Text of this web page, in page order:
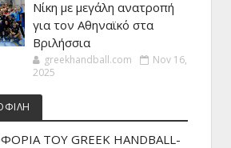
Νίκη με μεγάλη ανατροπή
για τον Αθηναϊκό στα
Βριλήσσια
greekhandball.com
Nov 16,
2025
ΤΟΥ GREEK HANDBALL-